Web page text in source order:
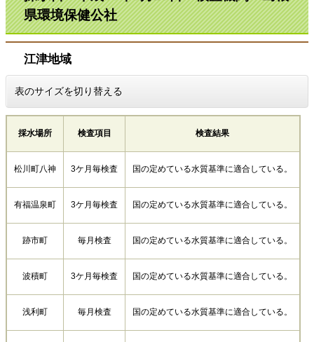
県環境保健公社
江津地域
表のサイズを切り替える
採水場所 検査項目 検査結果
松川町八神 3ケ月毎検査 国の定めている水質基準に適合している。
有福温泉町 3ケ月毎検査 国の定めている水質基準に適合している。
跡市町 毎月検査 国の定めている水質基準に適合している。
波積町 3ケ月毎検査 国の定めている水質基準に適合している。
浅利町 毎月検査 国の定めている水質基準に適合している。